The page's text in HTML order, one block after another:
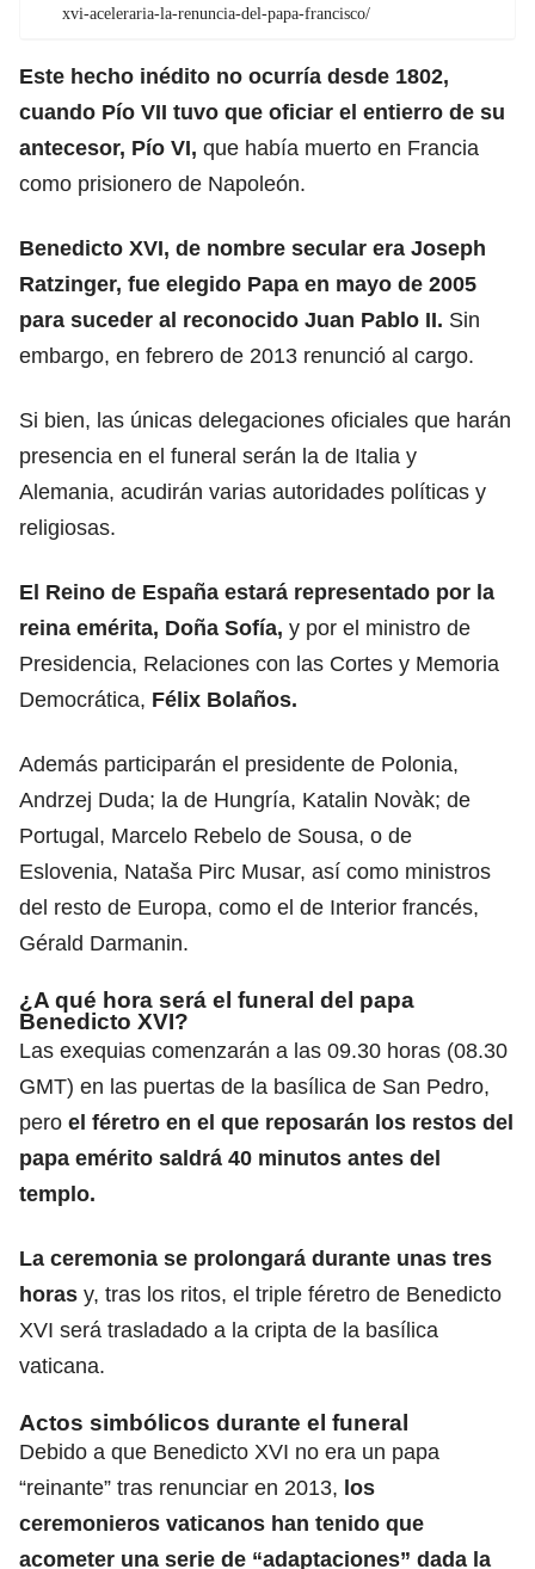
xvi-aceleraria-la-renuncia-del-papa-francisco/
Este hecho inédito no ocurría desde 1802,
cuando Pío VII tuvo que oficiar el entierro de su
antecesor, Pío VI, que había muerto en Francia
como prisionero de Napoleón.
Benedicto XVI, de nombre secular era Joseph
Ratzinger, fue elegido Papa en mayo de 2005
para suceder al reconocido Juan Pablo II. Sin
embargo, en febrero de 2013 renunció al cargo.
Si bien, las únicas delegaciones oficiales que harán
presencia en el funeral serán la de Italia y
Alemania, acudirán varias autoridades políticas y
religiosas.
El Reino de España estará representado por la
reina emérita, Doña Sofía, y por el ministro de
Presidencia, Relaciones con las Cortes y Memoria
Democrática, Félix Bolaños.
Además participarán el presidente de Polonia,
Andrzej Duda; la de Hungría, Katalin Novàk; de
Portugal, Marcelo Rebelo de Sousa, o de
Eslovenia, Nataša Pirc Musar, así como ministros
del resto de Europa, como el de Interior francés,
Gérald Darmanin.
¿A qué hora será el funeral del papa
Benedicto XVI?
Las exequias comenzarán a las 09.30 horas (08.30
GMT) en las puertas de la basílica de San Pedro,
pero el féretro en el que reposarán los restos del
papa emérito saldrá 40 minutos antes del
templo.
La ceremonia se prolongará durante unas tres
horas y, tras los ritos, el triple féretro de Benedicto
XVI será trasladado a la cripta de la basílica
vaticana.
Actos simbólicos durante el funeral
Debido a que Benedicto XVI no era un papa
“reinante” tras renunciar en 2013, los
ceremonieros vaticanos han tenido que
acometer una serie de “adaptaciones” dada la